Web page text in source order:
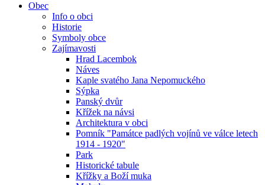
Obec
Info o obci
Historie
Symboly obce
Zajímavosti
Hrad Lacembok
Náves
Kaple svatého Jana Nepomuckého
Sýpka
Panský dvůr
Křížek na návsi
Architektura v obci
Pomník "Památce padlých vojínů ve válce letech
1914 - 1920"
Park
Historické tabule
Křížky a Boží muka